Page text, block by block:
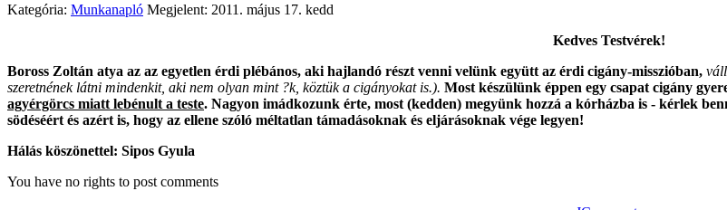
Kategória: Munkanapló Megjelent: 2011. május 17. kedd
Kedves Testvérek!
Boross Zoltán atya az az egyetlen érdi plébános, aki hajlandó részt venni velünk együtt az érdi cigány-misszióban,
szeretnének látni mindenkit, aki nem olyan mint ?k, köztük a cigányokat is.). Most készülünk éppen egy csapat cigány
agyérgörcs miatt lebénult a teste. Nagyon imádkozunk érte, most (kedden) megyünk hozzá a kórházba is - kérlek
södéséért és azért is, hogy az ellene szóló méltatlan támadásoknak és eljárásoknak vége legyen!
Hálás köszönettel: Sipos Gyula
You have no rights to post comments